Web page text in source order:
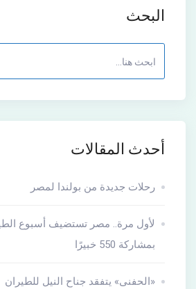
البحث
أحدث المقالات
رحلات جديدة من بولندا لمصر
لأول مرة.. مصر تستضيف أسبوع
بمشاركة 550 خبيرًا
«الحفنى» يتفقد جناح النيل للطيران